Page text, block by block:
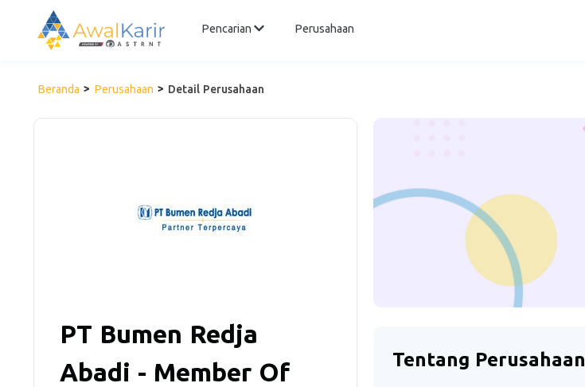
Pencarian Perusahaan
Beranda Perusahaan Detail Perusahaan
PT Bumen Redja
Abadi - Member Of
Tentang Perusahaan